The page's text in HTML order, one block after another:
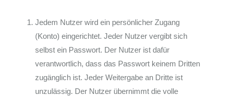
Jedem Nutzer wird ein persönlicher Zugang
(Konto) eingerichtet. Jeder Nutzer vergibt sich
selbst ein Passwort. Der Nutzer ist dafür
verantwortlich, dass das Passwort keinem Dritten
zugänglich ist. Jeder Weitergabe an Dritte ist
unzulässig. Der Nutzer übernimmt die volle